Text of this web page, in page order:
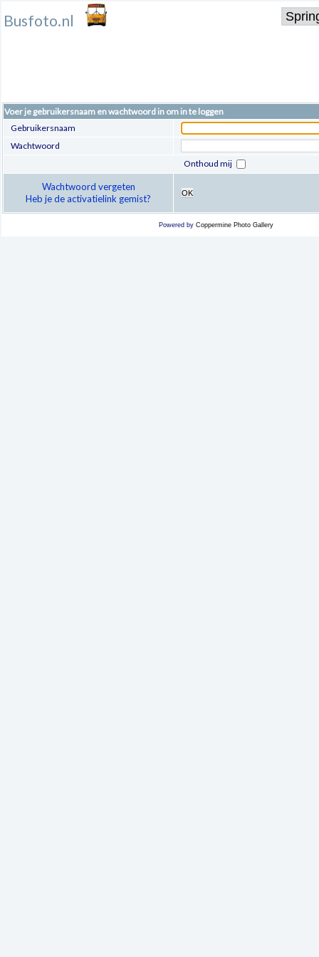
Busfoto.nl
Voer je gebruikersnaam en wachtwoord in om in te loggen
Gebruikersnaam
Wachtwoord
Onthoud mij
Wachtwoord vergeten
Heb je de activatielink gemist?
OK
Powered by Coppermine Photo Gallery